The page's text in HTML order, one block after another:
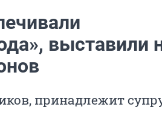
выставили
принадлежит